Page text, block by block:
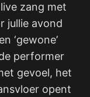
zang met
jullie avond
‘gewone’
performer
gevoel, het
opent